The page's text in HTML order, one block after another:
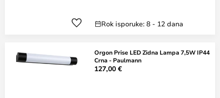
Rok isporuke: 8 - 12 dana
Orgon Prise LED Zidna Lampa 7,5W IP44
Crna - Paulmann
127,00 €